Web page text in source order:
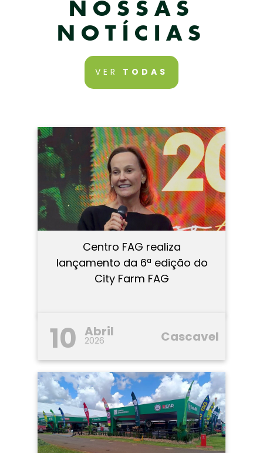
NOSSAS
NOTÍCIAS
VER TODAS
Centro FAG realiza
lançamento da 6ª edição do
City Farm FAG
10 Abril
2026 Cascavel